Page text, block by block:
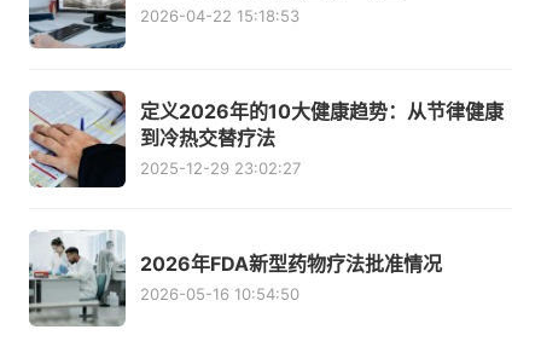
2026-04-22 15:18:53
定义2026年的10大健康趋势：从节律健康
到冷热交替疗法
2025-12-29 23:02:27
2026年FDA新型药物疗法批准情况
2026-05-16 10:54:50